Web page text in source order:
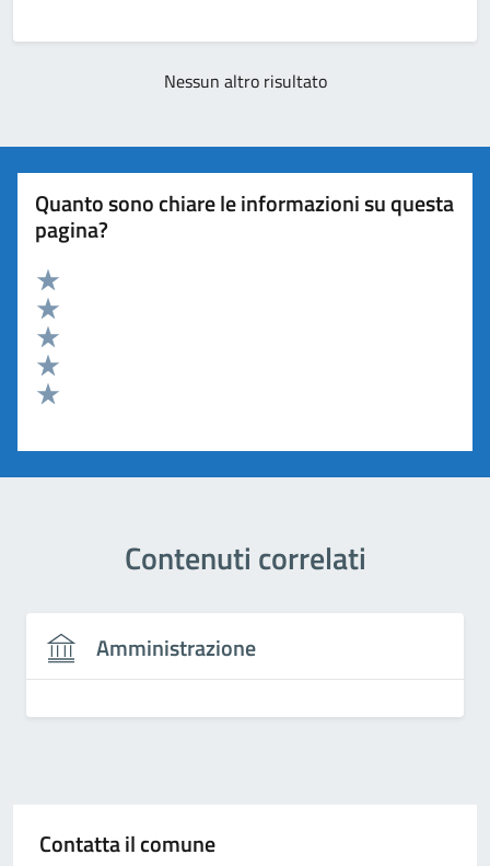
Nessun altro risultato
Quanto sono chiare le informazioni su questa
pagina?
Valuta 5 stelle su 5
Valuta 4 stelle su 5
Valuta 3 stelle su 5
Valuta 2 stelle su 5
Contenuti correlati
Amministrazione
Contatta il comune